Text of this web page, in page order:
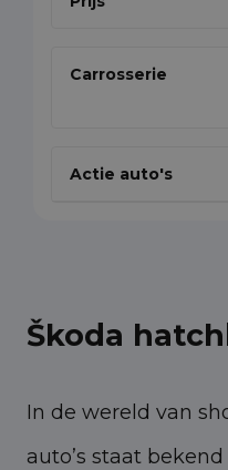
Carrosserie
Actie auto's
Škoda
In de wereld van
auto’s staat